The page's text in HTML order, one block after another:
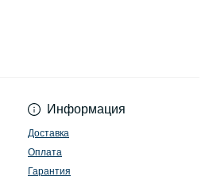
Информация
Доставка
Оплата
Гарантия